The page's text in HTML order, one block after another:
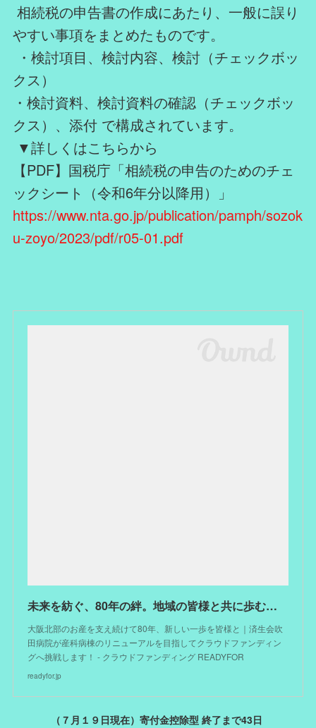
相続税の申告書の作成にあたり、一般に誤り
やすい事項をまとめたものです。
・検討項目、検討内容、検討（チェックボッ
クス）
・検討資料、検討資料の確認（チェックボッ
クス）、添付 で構成されています。
▼詳しくはこちらから
【PDF】国税庁「相続税の申告のためのチェ
ックシート（令和6年分以降用）」
https://www.nta.go.jp/publication/pamph/sozok
u-zoyo/2023/pdf/r05-01.pdf
未来を紡ぐ、80年の絆。地域の皆様と共に歩む産科病棟の新たな一歩。 - クラウドファンディング READYFOR
大阪北部のお産を支え続けて80年、新しい一歩を皆様と｜済生会吹
田病院が産科病棟のリニューアルを目指してクラウドファンディン
グへ挑戦します！ - クラウドファンディング READYFOR
readyfor.jp
（７月１９日現在）寄付金控除型 終了まで43日